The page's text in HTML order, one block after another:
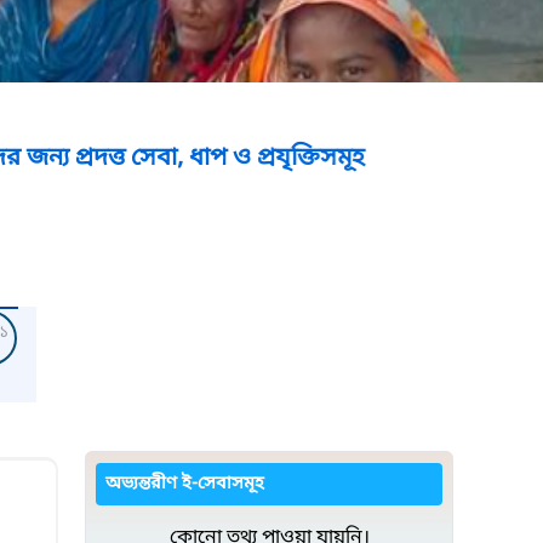
ধাপ ও প্রযৃক্তিসমূহ
অভ্যন্তরীণ ই-সেবাসমূহ
কোনো তথ্য পাওয়া যায়নি।